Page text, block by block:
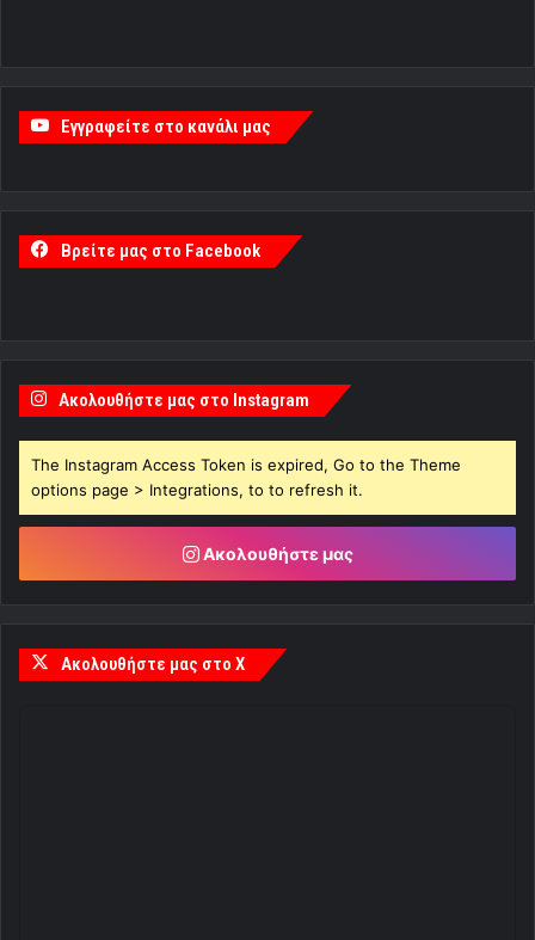
Εγγραφείτε στο κανάλι μας
Βρείτε μας στο Facebook
Ακολουθήστε μας στο Instagram
The Instagram Access Token is expired, Go to the Theme
options page > Integrations, to to refresh it.
Ακολουθήστε μας
Ακολουθήστε μας στο X